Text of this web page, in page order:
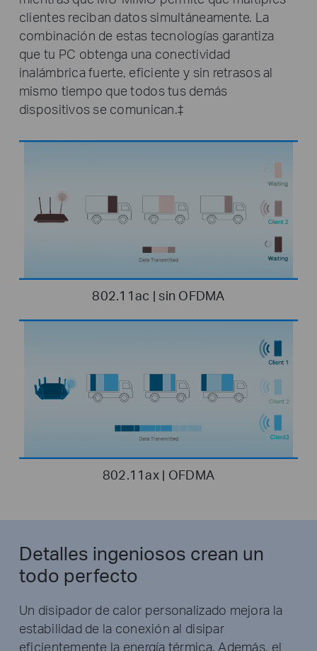
clientes reciban datos simultáneamente. La
combinación de estas tecnologías garantiza
que tu PC obtenga una conectividad
inalámbrica fuerte, eficiente y sin retrasos al
mismo tiempo que todos tus demás
dispositivos se comunican.‡
802.11ac | sin OFDMA
802.11ax | OFDMA
Detalles ingeniosos crean un
todo perfecto
Un disipador de calor personalizado mejora la
estabilidad de la conexión al disipar
eficientemente la energía térmica. Además, el